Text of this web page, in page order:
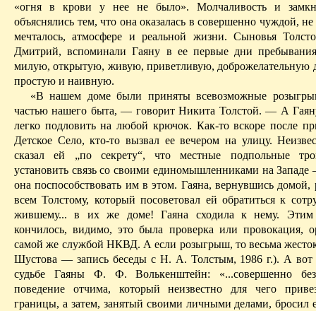
«огня в крови у нее не было». Молчаливость и
объяснялись тем, что она оказалась в совершенно чуждой,
мечталось, атмосфере и реальной жизни. Сыновья
Дмитрий, вспоминалиГаяну в ее первые дни
милую, открытую, живую, приветливую, доброжелательную
простую и наивную.
«В нашем доме были приняты всевозможные
частью нашего быта, — говорит Никита Толстой. — А
легко подловить на любой крючок. Как-то вскоре после
Детское Село, кто-то вызвал ее вечером на улицу.
сказал ей „по секрету“, что местные подпольные
установить связь со своими единомышленниками на
она поспособствовать им в этом. Гаяна,вернувшись домой,
всем Толстому, который посоветовал ей обратиться к
жившему... в их же доме!Гаяна сходила к нему.
кончилось, видимо, это была проверка или провокация,
самой же службой НКВД. А если розыгрыш, то весьма
Шустова — запись беседы с Н. А. Толстым, 1986 г.). А вот
судьбе ГаяныФ. Ф.Волькенштейн: «...совершенно
поведение отчима, который неизвестно для чего
границы, а затем, занятый своими личными делами, бросил